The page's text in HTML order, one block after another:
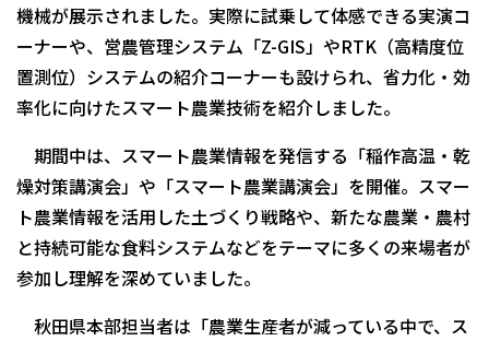
機械が展示されました。実際に試乗して体感できる実演コ
ーナーや、営農管理システム「Z-GIS」やRTK（高精度位
置測位）システムの紹介コーナーも設けられ、省力化・効
率化に向けたスマート農業技術を紹介しました。
期間中は、スマート農業情報を発信する「稲作高温・乾
燥対策講演会」や「スマート農業講演会」を開催。スマー
ト農業情報を活用した土づくり戦略や、新たな農業・農村
と持続可能な食料システムなどをテーマに多くの来場者が
参加し理解を深めていました。
秋田県本部担当者は「農業生産者が減っている中で、ス